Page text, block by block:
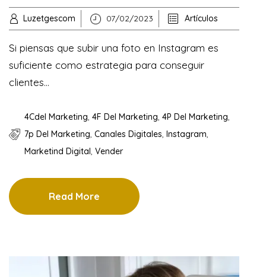
Luzetgescom 07/02/2023 Artículos
Si piensas que subir una foto en Instagram es
suficiente como estrategia para conseguir
clientes…
4Cdel Marketing, 4F Del Marketing, 4P Del Marketing,
7p Del Marketing, Canales Digitales, Instagram,
Marketind Digital, Vender
Read More